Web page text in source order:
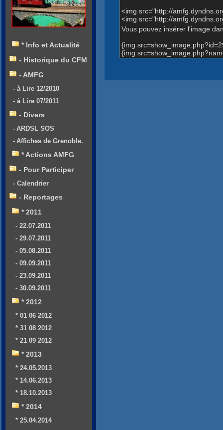
<img src="http://
<img src="http://
Vous pouvez insérer l'image
{img
{img
* Info et Actualité
- Historique du CFM
- AMFG
- à Lire 12/2010
- à Lire 07/2011
- Divers
- ARDSL SOS
- Affiches de Grenoble.
* Actions AMFG
- Pour Participer
- Calendrier
- Reportages
* 2011
- 22.07.2011
- 29.07.2011
- 05.08.2011
- 09.09.2011
- 23.09.2011
- 30.09.2011
* 2012
* 01 06 2012
* 31 08 2012
* 21 09 2012
* 2013
* 24.05.2013
* 14.06.2013
* 18.10.2013
* 2014
* 25.04.2014